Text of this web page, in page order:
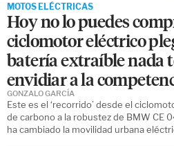
MOTOS ELÉCTRICAS
Hoy no lo puedes
ciclomotor eléctrico
batería extraíble nada
envidiar a la
Este es el ‘recorrido’ desde el
de carbono a la robustez de BMW CE
ha cambiado la movilidad urbana
GONZALO GARCÍA